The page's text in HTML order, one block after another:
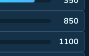
850
1100